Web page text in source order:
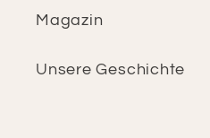
Magazin
Unsere Geschichte